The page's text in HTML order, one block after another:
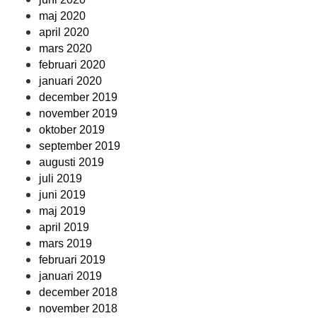
maj 2020
april 2020
mars 2020
februari 2020
januari 2020
december 2019
november 2019
oktober 2019
september 2019
augusti 2019
juli 2019
juni 2019
maj 2019
april 2019
mars 2019
februari 2019
januari 2019
december 2018
november 2018